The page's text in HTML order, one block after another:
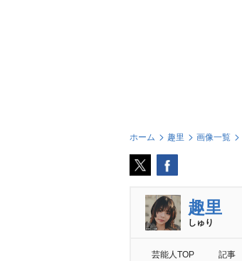
ホーム 趣里 画像一覧
趣里
しゅり
芸能人TOP 記事